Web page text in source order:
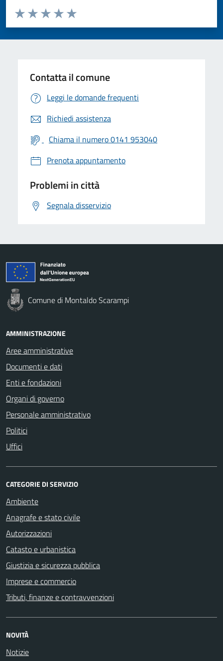
Valuta da 1 a 5 stelle la pagina
Valuta 5 stelle su 5
Valuta 4 stelle su 5
Valuta 3 stelle su 5
Valuta 2 stelle su 5
Valuta 1 stelle su 5
Contatta il comune
Leggi le domande frequenti
Richiedi assistenza
Chiama il numero 0141 953040
Prenota appuntamento
Problemi in città
Segnala disservizio
Comune di Montaldo Scarampi
AMMINISTRAZIONE
Aree amministrative
Documenti e dati
Enti e fondazioni
Organi di governo
Personale amministrativo
Politici
Uffici
CATEGORIE DI SERVIZIO
Ambiente
Anagrafe e stato civile
Autorizzazioni
Catasto e urbanistica
Giustizia e sicurezza pubblica
Imprese e commercio
Tributi, finanze e contravvenzioni
NOVITÀ
Notizie